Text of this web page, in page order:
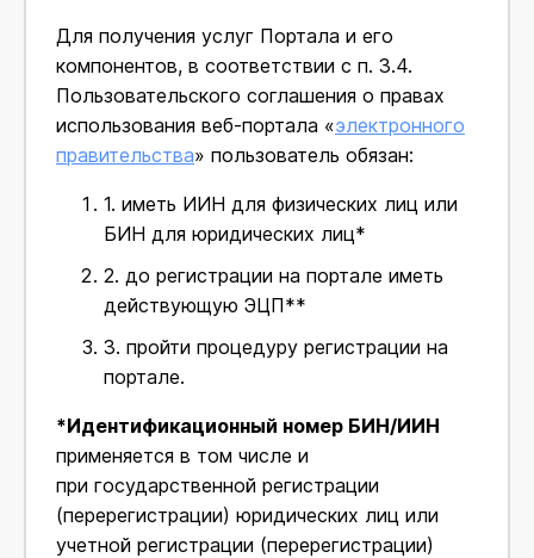
Для получения услуг Портала и его
компонентов, в соответствии с п. 3.4.
Пользовательского соглашения о правах
использования веб-портала «электронного
правительства» пользователь обязан:
1. иметь ИИН для физических лиц или
БИН для юридических лиц*
2. до регистрации на портале иметь
действующую ЭЦП**
3. пройти процедуру регистрации на
портале.
*Идентификационный номер БИН/ИИН
применяется в том числе и
при государственной регистрации
(перерегистрации) юридических лиц или
учетной регистрации (перерегистрации)